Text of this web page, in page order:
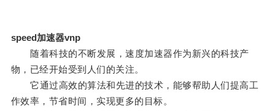
speed加速器vnp
随着科技的不断发展，速度加速器作为新兴的科技产
物，已经开始受到人们的关注。
它通过高效的算法和先进的技术，能够帮助人们提高工
作效率，节省时间，实现更多的目标。